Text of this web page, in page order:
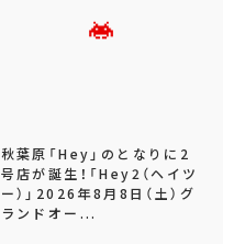
秋葉原「Hey」のとなりに2
号店が誕生！「Hey2（ヘイツ
ー）」2026年8月8日（土）グ
ランドオー...